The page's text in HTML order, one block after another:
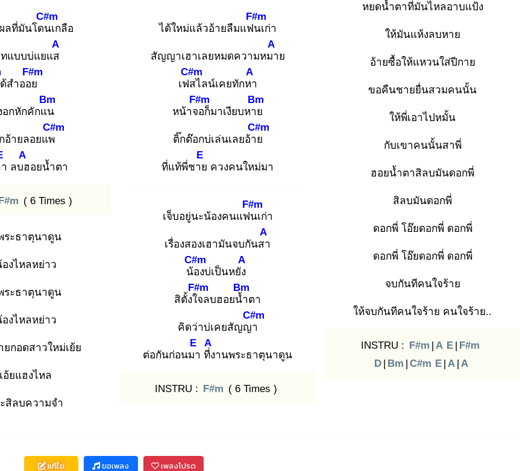
ลที่มันโดน
C#m
เกลือ
ทแบบบ่แยแส
A
สำออย
F#m
อกหักคักแน
Bm
อ้ายลอยแพ
C#m
ลบฮ
A
อยน้ำตา
( 6 Times )
ระธาตุนาดูน
งไหลหย่าว
ระธาตุนาดูน
งไหลหย่าว
กอดสาวใหม่เย้ย
อ้ยแฮงไหล
สิลบความจำ
ได้ใหม่แล้วอ้ายลืมแฟน
F#m
เก่า
สัญญาเฮาเลยหมดความหมา
A
ย
เฟส
C#m
ไลน์เคยทักหา
A
หน้าจอ
F#m
ก็มาเงียบหาย
Bm
ติ๊กต๊อกบ่เล่นเลยอ้าย
C#m
ที่แท้พี่ชาย
E
ควงคนใหม่มา
เจ็บอยู่นะน้องคนแฟน
F#m
เก่า
เรื่องสองเฮามันจบกันสา
A
น้อ
C#m
งบ่เป็นหยัง
A
สิตั้งใจ
F#m
ลบฮอยน้ำ
Bm
ตา
คิดว่าบ่เคยสัญญา
C#m
ต่อกันก่อนมา
E
ที่ง
A
านพระธาตุนาดูน
INSTRU : F#m ( 6 Times )
หยดน้ำตาที่มันไหลอาบแป้ง
ให้มันแห้งลบหาย
อ้ายซื้อให้แหวนใส่ปีกาย
ขอคืนชายยื่นสวมคนนั้น
ให้พี่เอาไปหมั้น
กับเขาคนนั้นสาพี่
ฮอยน้ำตาสิลบมันดอกพี่
สิลบมันดอกพี่
ดอกพี่ โอ๊ยดอกพี่ ดอกพี่
ดอกพี่ โอ๊ยดอกพี่ ดอกพี่
จบกันทีคนใจร้าย
ให้จบกันทีคนใจร้าย คนใจร้าย..
INSTRU : F#m | A E | F#m
D | Bm | C#m E | A | A
แก้ไข ขอเพลง เพลงโปรด